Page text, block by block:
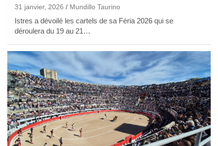
31 janvier, 2026 Mundillo Taurino
Istres a dévoilé les cartels de sa Féria 2026 qui se
déroulera du 19 au 21…